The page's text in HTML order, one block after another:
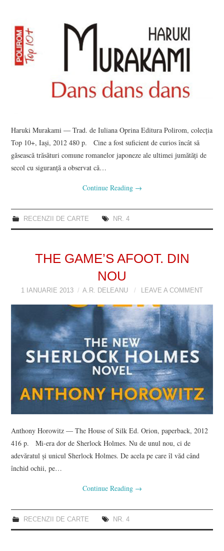
Haruki Murakami ― Trad. de Iuliana Oprina Editura Polirom, colecţia
Top 10+, Iaşi, 2012 480 p. Cine a fost suficient de curios încât să
găsească trăsături comune romanelor japoneze ale ultimei jumătăţi de
secol cu siguranţă a observat că…
Continue Reading →
RECENZII DE CARTE NR. 4
THE GAME’S AFOOT. DIN
NOU
1 IANUARIE 2013 A.R. DELEANU LEAVE A COMMENT
Anthony Horowitz ― The House of Silk Ed. Orion, paperback, 2012
416 p. Mi-era dor de Sherlock Holmes. Nu de unul nou, ci de
adevăratul şi unicul Sherlock Holmes. De acela pe care îl văd când
închid ochii, pe…
Continue Reading →
RECENZII DE CARTE NR. 4